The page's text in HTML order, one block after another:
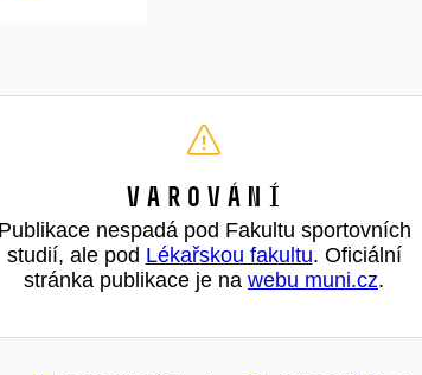
Varování
Publikace nespadá pod Fakultu sportovních
studií, ale pod Lékařskou fakultu. Oficiální
stránka publikace je na webu muni.cz.